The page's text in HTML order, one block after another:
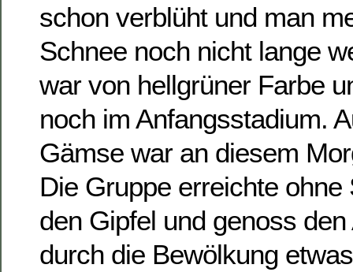
schon verblüht und man
Schnee noch nicht lange
war von hellgrüner Farbe
noch im Anfangsstadium.
Gämse war an diesem
Die Gruppe erreichte ohne
den Gipfel und genoss
durch die Bewölkung